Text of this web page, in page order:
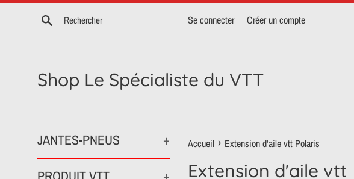
Passer
Recherche Se connecter Créer un compte
Shop Le Spécialiste du VTT
JANTES-PNEUS
+
Accueil › Extension d'aile vtt Polaris
Extension d'aile vtt